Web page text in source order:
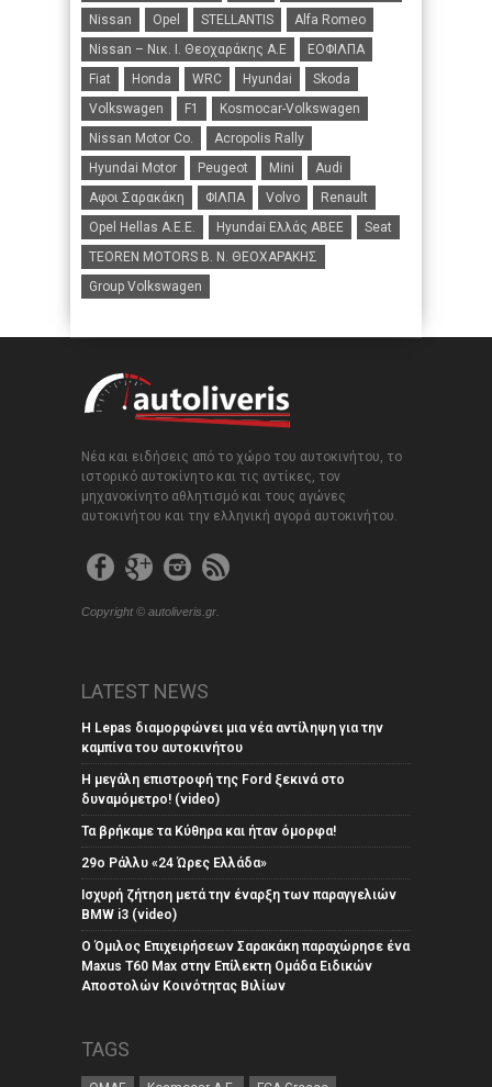
Nissan
Opel STELLANTIS
Alfa Romeo
Nissan – Νικ. Ι. Θεοχαράκης Α.Ε
ΕΟΦΙΛΠΑ
Fiat
Honda WRC Hyundai
Skoda
Volkswagen
F1
Kosmocar-Volkswagen
Nissan Motor Co.
Acropolis Rally
Hyundai Motor
Peugeot Mini
Audi
Αφοι Σαρακάκη
ΦΙΛΠΑ Volvo
Renault
Opel Hellas A.E.E.
Hyundai Ελλάς ΑΒΕΕ
Seat
TEOREN MOTORS B. N. ΘΕΟΧΑΡΑΚΗΣ
Group Volkswagen
Νέα και ειδήσεις από το χώρο του αυτοκινήτου, το
ιστορικό αυτοκίνητο και τις αντίκες, τον
μηχανοκίνητο αθλητισμό και τους αγώνες
αυτοκινήτου και την ελληνική αγορά αυτοκινήτου.
Copyright © autoliveris.gr.
LATEST NEWS
Η Lepas διαμορφώνει μια νέα αντίληψη για την
καμπίνα του αυτοκινήτου
Η μεγάλη επιστροφή της Ford ξεκινά στο
δυναμόμετρο! (video)
Τα βρήκαμε τα Κύθηρα και ήταν όμορφα!
29ο Ράλλυ «24 Ώρες Ελλάδα»
Ισχυρή ζήτηση μετά την έναρξη των παραγγελιών
BMW i3 (video)
Ο Όμιλος Επιχειρήσεων Σαρακάκη παραχώρησε ένα
Maxus T60 Max στην Επίλεκτη Ομάδα Ειδικών
Αποστολών Κοινότητας Βιλίων
TAGS